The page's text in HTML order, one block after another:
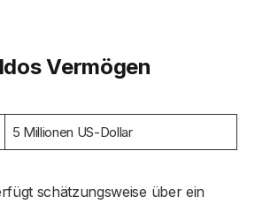
Vermögen
5 Millionen US-Dollar
schätzungsweise über ein